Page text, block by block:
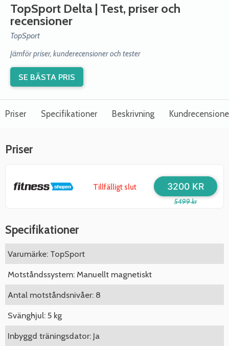
TopSport Delta | Test, priser och
recensioner
TopSport
Jämför priser, kunderecensioner och tester
SE BÄSTA PRIS
Priser Specifikationer Beskrivning
Priser
Tillfälligt slut
5499 kr
3200 KR
Specifikationer
Varumärke: TopSport
Motståndssystem: Manuellt magnetiskt
Antal motståndsnivåer: 8
Svänghjul: 5 kg
Inbyggd träningsdator: Ja